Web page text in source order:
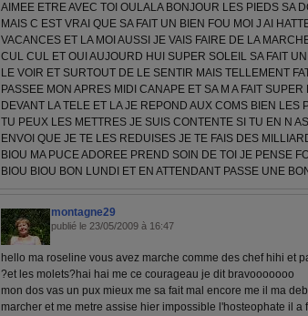
AIMEE ETRE AVEC TOI OULALA BONJOUR LES PIEDS SA
MAIS C EST VRAI QUE SA FAIT UN BIEN FOU MOI J AI
VACANCES ET LA MOI AUSSI JE VAIS FAIRE DE LA
CUL CUL ET OUI AUJOURD HUI SUPER SOLEIL SA FAIT
LE VOIR ET SURTOUT DE LE SENTIR MAIS TELLEMENT
PASSEE MON APRES MIDI CANAPE ET SA M A FAIT SUPER
DEVANT LA TELE ET LA JE REPOND AUX COMS BIEN LES
TU PEUX LES METTRES JE SUIS CONTENTE SI TU EN N
ENVOI QUE JE TE LES REDUISES JE TE FAIS DES
BIOU MA PUCE ADOREE PREND SOIN DE TOI JE PENSE
BIOU BIOU BON LUNDI ET EN ATTENDANT PASSE UNE
montagne29
publié le 23/05/2009 à 16:47
hello ma roseline vous avez marche comme des chef hihi et
?et les molets?hai hai me ce courageau je dit bravooooooo
mon dos vas un pux mieux me sa fait mal encore me il ma
marcher et me metre assise hier impossible l'hosteophate il a